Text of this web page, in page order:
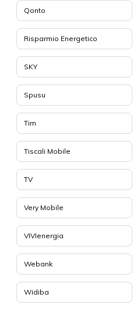
Qonto
Risparmio Energetico
SKY
Spusu
Tim
Tiscali Mobile
TV
Very Mobile
VIVIenergia
Webank
Widiba